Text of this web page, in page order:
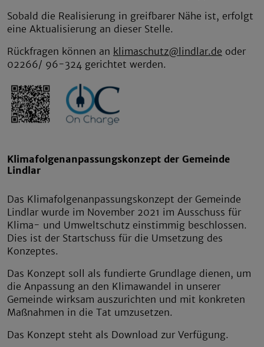
Sobald die Realisierung in greifbarer Nähe ist, erfolgt
eine Aktualisierung an dieser Stelle.
Rückfragen können an klimaschutz@lindlar.de oder
02266/ 96-324 gerichtet werden.
Klimafolgenanpassungskonzept der Gemeinde
Lindlar
Das Klimafolgenanpassungskonzept der Gemeinde
Lindlar wurde im November 2021 im Ausschuss für
Klima- und Umweltschutz einstimmig beschlossen.
Dies ist der Startschuss für die Umsetzung des
Konzeptes.
Das Konzept soll als fundierte Grundlage dienen, um
die Anpassung an den Klimawandel in unserer
Gemeinde wirksam auszurichten und mit konkreten
Maßnahmen in die Tat umzusetzen.
Das Konzept steht als Download zur Verfügung.